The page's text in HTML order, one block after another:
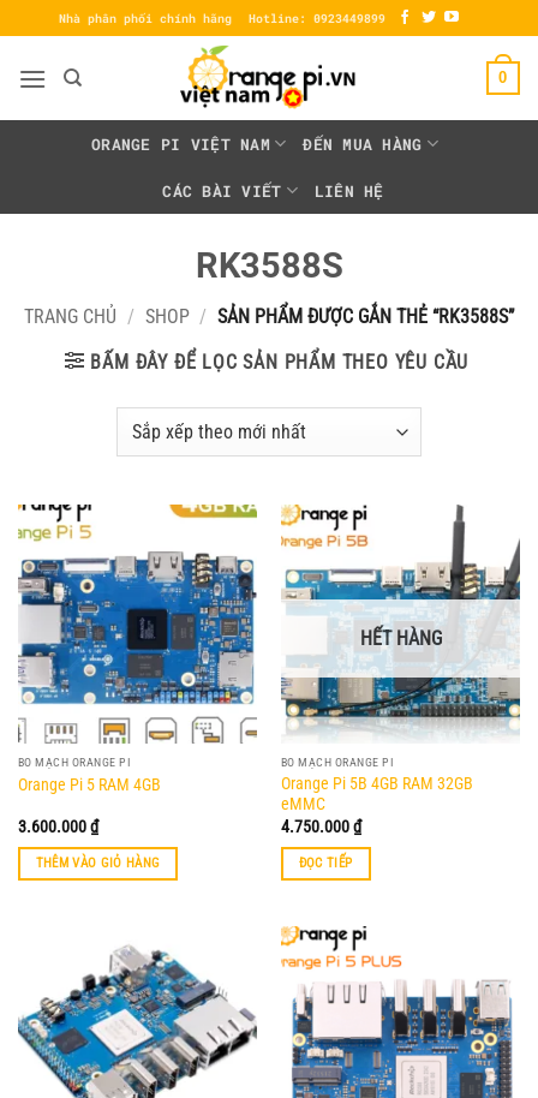
qua
nội
Nhà phân phối chính hãng Hotline: 0923449899
0
ORANGE PI VIỆT NAM ĐẾN MUA HÀNG
CÁC BÀI VIẾT LIÊN HỆ
RK3588S
TRANG CHỦ / SHOP / SẢN PHẨM ĐƯỢC GẮN THẺ “RK3588S”
BẤM ĐÂY ĐỂ LỌC SẢN PHẨM THEO YÊU CẦU
BO MẠCH ORANGE PI
Orange Pi 5 RAM 4GB
3.600.000₫
THÊM VÀO GIỎ HÀNG
HẾT HÀNG
BO MẠCH ORANGE PI
Orange Pi 5B 4GB RAM 32GB
eMMC
4.750.000₫
ĐỌC TIẾP